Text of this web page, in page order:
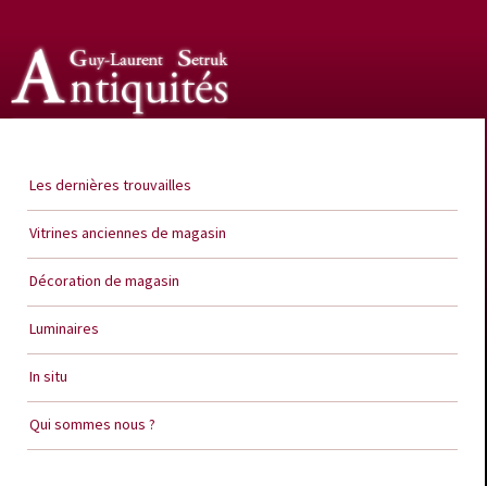
Les dernières trouvailles
Vitrines anciennes de magasin
Décoration de magasin
Luminaires
In situ
Qui sommes nous ?